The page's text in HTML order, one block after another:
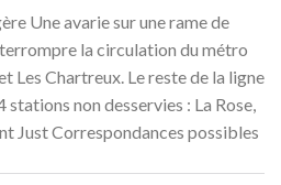
Une avarie sur une rame de
la circulation du métro
Les Chartreux. Le reste de la ligne
non desservies : La Rose,
Just Correspondances possibles